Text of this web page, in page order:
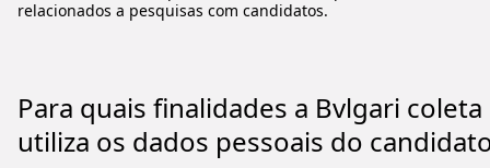
relacionados a pesquisas com candidatos.
Para quais finalidades a Bvlgari coleta
utiliza os dados pessoais do